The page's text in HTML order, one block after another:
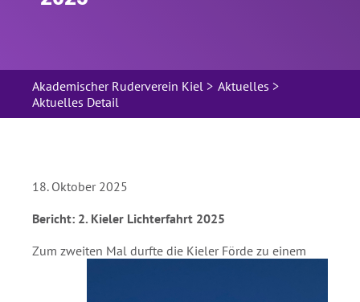
Pflichtfeld
Name*
Pflichtfeld
E-Mail Adresse*
Absenden
Akademischer Ruderverein Kiel > Aktuelles >
Aktuelles Detail
18. Oktober 2025
Bericht: 2. Kieler Lichterfahrt 2025
Zum zweiten Mal durfte die Kieler Förde zu einem